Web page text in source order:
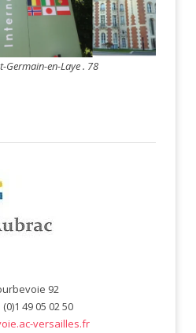
Germain-en-Laye . 78
92
49 05 02 50
versailles.fr